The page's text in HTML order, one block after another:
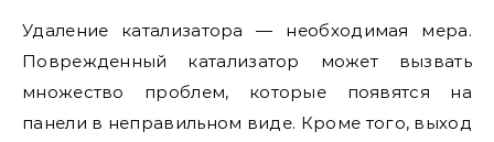
Удаление катализатора — необходимая мера.
Поврежденный катализатор может вызвать
множество проблем, которые появятся на
панели в неправильном виде. Кроме того, выход